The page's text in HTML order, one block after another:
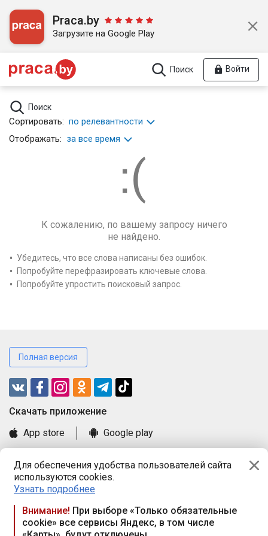
Для обеспечения удобства пользователей сайта
используются cookies.
Узнать подробнее
Внимание! При выборе «Только обязательные
cookie» все сервисы Яндекс, в том числе
Praca.by
Загрузите на Google Play
Поиск Войти
Поиск
Сортировать: по релевантности
Отображать: за все время
К сожалению, по вашему запросу ничего
не найдено.
Убедитесь, что все слова написаны без ошибок.
Попробуйте перефразировать ключевые слова.
Попробуйте упростить поисковый запрос.
Полная версия
Cкачать приложение
App store
Google play
Книга замечаний и предложений
Правила и документы
Praca.by © 2000—2026, ООО «ПРАЦА БАЙ»
Республика Беларусь, 220114, г. Минск, пр-т Независимости
117а, пом. № 9.